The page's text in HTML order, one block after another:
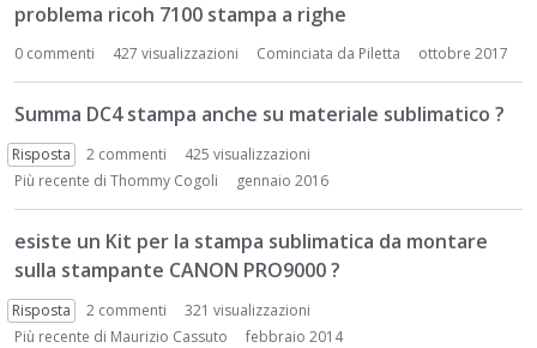
s
i
o
n
L
i
s
t
problema ricoh 7100 stampa a righe
0 commenti 427 visualizzazioni Cominciata da Piletta ottobre 2017
Summa DC4 stampa anche su materiale sublimatico ?
Risposta 2 commenti
425 visualizzazioni
Più recente di Thommy Cogoli gennaio 2016
esiste un Kit per la stampa sublimatica da montare
sulla stampante CANON PRO9000 ?
Risposta 2 commenti
321 visualizzazioni
Più recente di Maurizio Cassuto febbraio 2014